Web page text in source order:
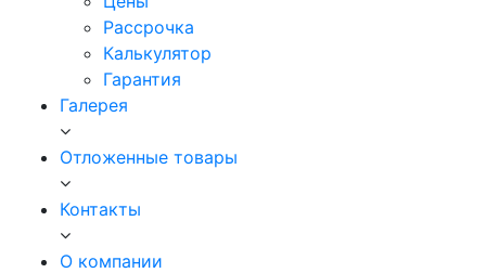
Рассрочка
Калькулятор
Гарантия
Галерея
Отложенные товары
Контакты
О компании